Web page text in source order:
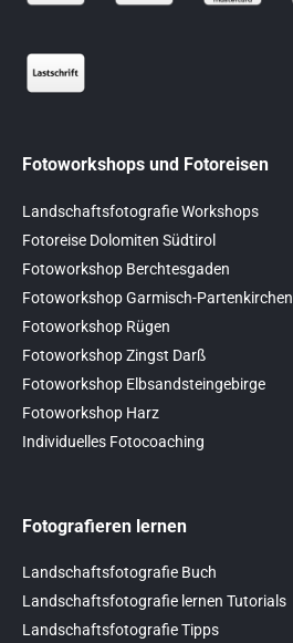
Fotoworkshops und Fotoreisen
Landschaftsfotografie Workshops
Fotoreise Dolomiten Südtirol
Fotoworkshop Berchtesgaden
Fotoworkshop Garmisch-Partenkirchen
Fotoworkshop Rügen
Fotoworkshop Zingst Darß
Fotoworkshop Elbsandsteingebirge
Fotoworkshop Harz
Individuelles Fotocoaching
Fotografieren lernen
Landschaftsfotografie Buch
Landschaftsfotografie lernen Tutorials
Landschaftsfotografie Tipps